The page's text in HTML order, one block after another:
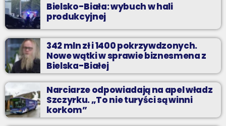
Bielsko-Biała: wybuch w hali
produkcyjnej
342 mln zł i 1400 pokrzywdzonych.
Nowe wątki w sprawie biznesmena z
Bielska-Białej
Narciarze odpowiadają na apel władz
Szczyrku. „To nie turyści są winni
korkom”